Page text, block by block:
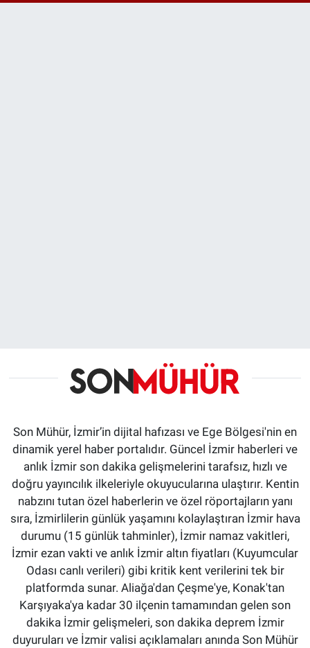
Son Mühür, İzmir’in dijital hafızası ve Ege Bölgesi'nin en
dinamik yerel haber portalıdır. Güncel İzmir haberleri ve
anlık İzmir son dakika gelişmelerini tarafsız, hızlı ve
doğru yayıncılık ilkeleriyle okuyucularına ulaştırır. Kentin
nabzını tutan özel haberlerin ve özel röportajların yanı
sıra, İzmirlilerin günlük yaşamını kolaylaştıran İzmir hava
durumu (15 günlük tahminler), İzmir namaz vakitleri,
İzmir ezan vakti ve anlık İzmir altın fiyatları (Kuyumcular
Odası canlı verileri) gibi kritik kent verilerini tek bir
platformda sunar. Aliağa'dan Çeşme'ye, Konak'tan
Karşıyaka'ya kadar 30 ilçenin tamamından gelen son
dakika İzmir gelişmeleri, son dakika deprem İzmir
duyuruları ve İzmir valisi açıklamaları anında Son Mühür